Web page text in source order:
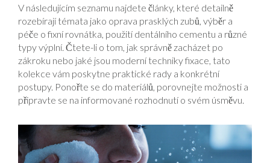
V následujícím seznamu najdete články, které detailně
rozebírají témata jako oprava prasklých zubů, výběr a
péče o fixní rovnátka, použití dentálního cementu a různé
typy výplní. Čtete-li o tom, jak správně zacházet po
zákroku nebo jaké jsou moderní techniky fixace, tato
kolekce vám poskytne praktické rady a konkrétní
postupy. Ponořte se do materiálů, porovnejte možnosti a
připravte se na informované rozhodnutí o svém úsměvu.